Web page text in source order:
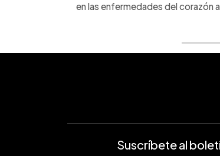
en las enfermedades del corazón
Suscríbete al